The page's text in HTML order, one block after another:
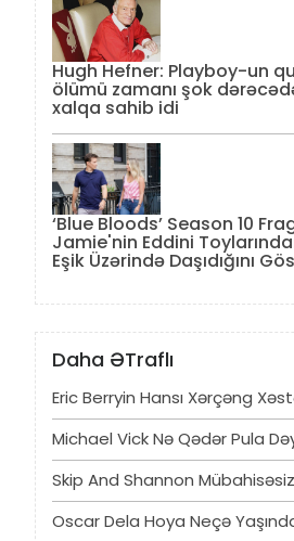
Hugh Hefner: Playboy-un
ölümü zamanı şok
xalqa sahib idi
‘Blue Bloods’ Season 10
Jamie'nin Eddini
Eşik Üzərində Daşıdığını
Daha ƏTraflı
Eric Berryin Hansı Xərçəng
Michael Vick Nə Qədər Pula
Skip And Shannon
Oscar Dela Hoya Neçə